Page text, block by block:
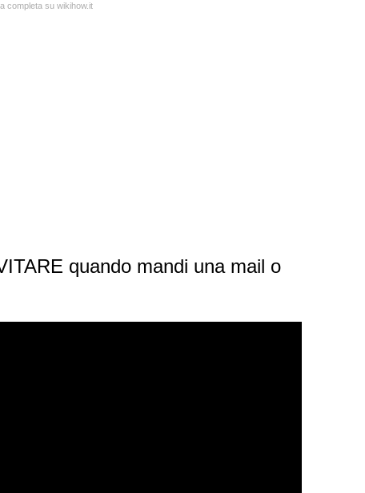
completa su wikihow.it
quando mandi una mail o